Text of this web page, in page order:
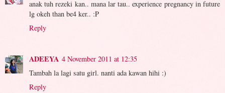
anak tuh rezeki kan.. mana lar tau.. experience pregnancy in future
lg okeh than be4 ker.. :P
Reply
ADEEYA 4 November 2011 at 12:35
Tambah la lagi satu girl. nanti ada kawan hihi :)
Reply